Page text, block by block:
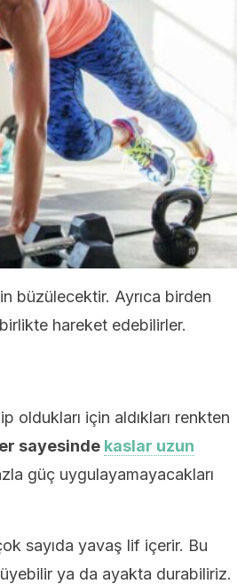
büzülecektir. Ayrıca birden
hareket edebilirler.
oldukları için aldıkları renkten
sayesinde kaslar uzun
güç uygulayamayacakları
sayıda yavaş lif içerir. Bu
ya da ayakta durabiliriz.